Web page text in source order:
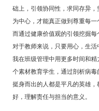
础上，引领协同性，求同存异
为中心，才能真正做到尊重每
而通过健康价值观的引领挖掘每
对于教师来说，只要用心，生
我在班级管理中用更多时间和精
个素材教育学生，通过剖析病
挺身而出的人都是平凡的英雄
好，理解责任与担当的意义。